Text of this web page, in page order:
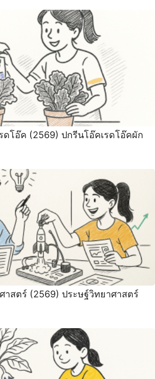
ดโอ๊ค (2569) ปกรีนโอ๊คเรดโอ๊คผัก
าสตร์ (2569) ประษฐ์วิทยาศาสตร์